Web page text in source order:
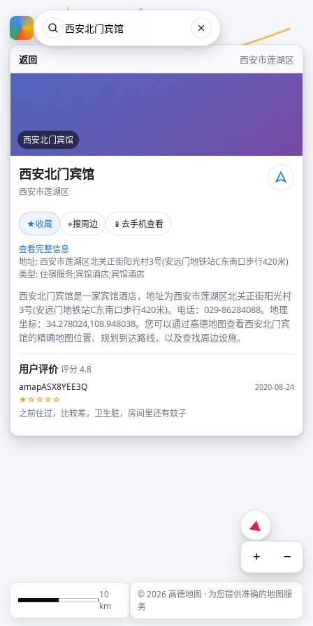
返回 西安市莲湖区
西安北门宾馆
西安北门宾馆
西安市莲湖区
★收藏 ⌖搜周边 📱 去手机查看
查看完整信息
地址: 西安市莲湖区北关正街阳光村3号(安远门地铁站C东南口步行420米)
类型: 住宿服务;宾馆酒店;宾馆酒店
西安北门宾馆是一家宾馆酒店，地址为西安市莲湖区北关正街阳光村
3号(安远门地铁站C东南口步行420米)。电话：029-86284088。地理
坐标：34.278024,108.948038。您可以通过高德地图查看西安北门宾
馆的精确地图位置、规划到达路线，以及查找周边设施。
用户评价评分 4.8
amapASX8YEE3Q
2020-08-24
★☆☆☆☆
之前住过，比较差，卫生脏，房间里还有蚊子
+ −
10
km
© 2026 高德地图 · 为您提供准确的地图服
务